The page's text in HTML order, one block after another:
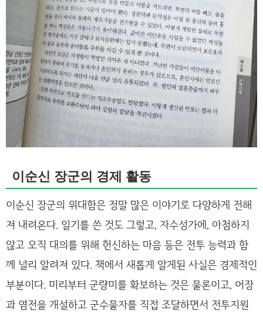
이순신 장군의 경제 활동
이순신 장군의 위대함은 정말 많은 이야기로 다양하게 전해
져 내려온다. 일기를 쓴 것도 그렇고, 자수성가에, 아첨하지
않고 오직 대의를 위해 헌신하는 마음 등은 전투 능력과 함
께 널리 알려져 있다. 책에서 새롭게 알게된 사실은 경제적인
부분이다. 미리부터 군량미를 확보하는 것은 물론이고, 어장
과 염전을 개설하고 군수물자를 직접 조달하면서 전투지원